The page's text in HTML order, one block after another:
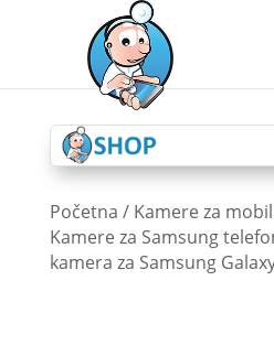
Početna / Kamere za
Kamere za Samsung
kamera za Samsung